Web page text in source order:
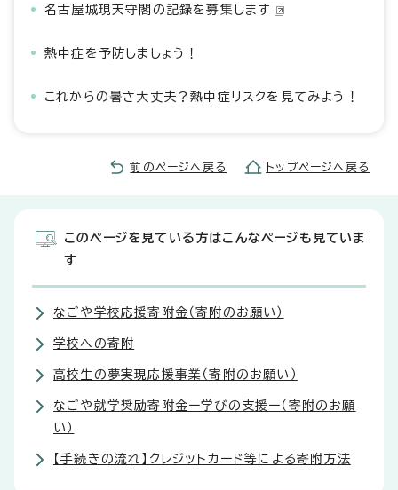
名古屋城現天守閣の記録を募集します
熱中症を予防しましょう！
これからの暑さ大丈夫？熱中症リスクを見てみよう！
前のページへ戻る トップページへ戻る
このページを見ている方はこんなページも見ていま
す
なごや学校応援寄附金（寄附のお願い）
学校への寄附
高校生の夢実現応援事業（寄附のお願い）
なごや就学奨励寄附金ー学びの支援ー（寄附のお願
い）
【手続きの流れ】クレジットカード等による寄附方法